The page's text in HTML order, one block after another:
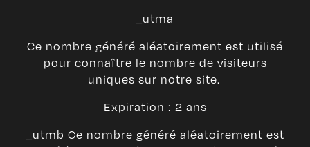
_utma
Ce nombre généré aléatoirement est utilisé
pour connaître le nombre de visiteurs
uniques sur notre site.
Expiration : 2 ans
_utmb Ce nombre généré aléatoirement est